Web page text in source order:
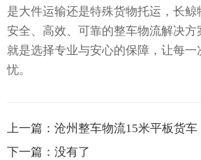
是大件运输还是特殊货物托运，长
安全、高效、可靠的整车物流解决方
就是选择专业与安心的保障，让每
忧。
上一篇： 沧州整车物流15米平板货车
下一篇： 没有了